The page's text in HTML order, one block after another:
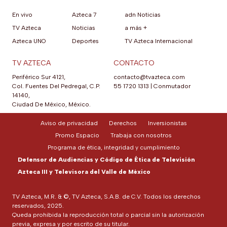
En vivo
TV Azteca
Azteca UNO
Azteca 7
Noticias
Deportes
adn Noticias
a más +
TV Azteca Internacional
TV AZTECA
Periférico Sur 4121,
Col. Fuentes Del Pedregal, C.P.
14140,
Ciudad De México, México.
CONTACTO
contacto@tvazteca.com
55 1720 1313
Conmutador
TV Azteca, M.R. & ©, TV Azteca, S.A.B. de C.V. Todos los derechos
reservados, 2025.
Queda prohibida la reproducción total o parcial sin la autorización
previa, expresa y por escrito de su titular.
Aviso de privacidad Derechos
Inversionistas
Promo Espacio
Trabaja con nosotros
Programa de ética, integridad y cumplimiento
Defensor de Audiencias y Código de Ética de Televisión
Azteca III y Televisora del Valle de México